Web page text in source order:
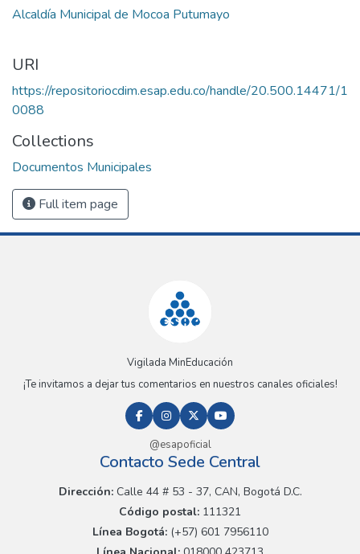
Alcaldía Municipal de Mocoa Putumayo
URI
https://repositoriocdim.esap.edu.co/handle/20.500.14471/1
0088
Collections
Documentos Municipales
Full item page
Vigilada MinEducación
¡Te invitamos a dejar tus comentarios en nuestros canales oficiales!
@esapoficial
Contacto Sede Central
Dirección:Calle 44 # 53 - 37, CAN, Bogotá D.C.
Código postal: 111321
Línea Bogotá:(+57) 601 7956110